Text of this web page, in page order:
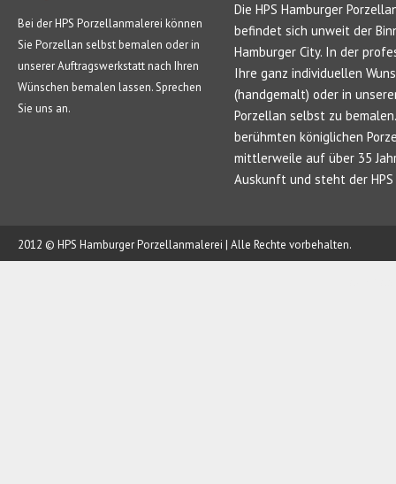
Bei der HPS Porzellanmalerei können
Sie Porzellan selbst bemalen oder in
unserer Auftragswerkstatt nach Ihren
Wünschen bemalen lassen. Sprechen
Sie uns an.
Die HPS Hamburger
befindet sich unweit der
Hamburger City. In der
Ihre ganz individuellen
(handgemalt) oder in
Porzellan selbst zu
berühmten königlichen
mittlerweile auf über 35
Auskunft und steht der
2012 © HPS Hamburger Porzellanmalerei | Alle Rechte vorbehalten.